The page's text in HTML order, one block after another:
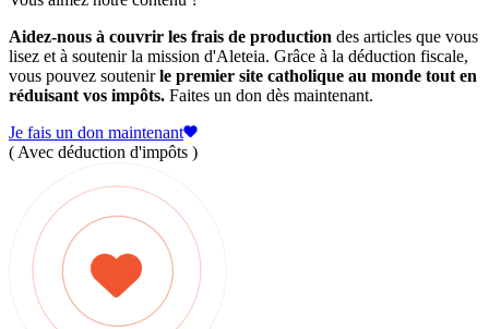
Aidez-nous à couvrir les frais de production des articles que vous
lisez et à soutenir la mission d'Aleteia. Grâce à la déduction fiscale,
vous pouvez soutenirle premier site catholique au monde tout en
réduisant vos impôts. Faites un don dès maintenant.
Je fais un don maintenant
( Avec déduction d'impôts )